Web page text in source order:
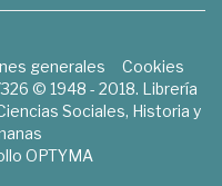
generales
Cookies
© 1948 - 2018. Librería
Sociales, Historia y
OPTYMA